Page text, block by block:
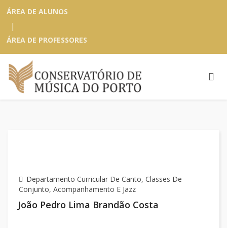
ÁREA DE ALUNOS
|
ÁREA DE PROFESSORES
Departamento Curricular De Canto, Classes De
Conjunto, Acompanhamento E Jazz
João Pedro Lima Brandão Costa